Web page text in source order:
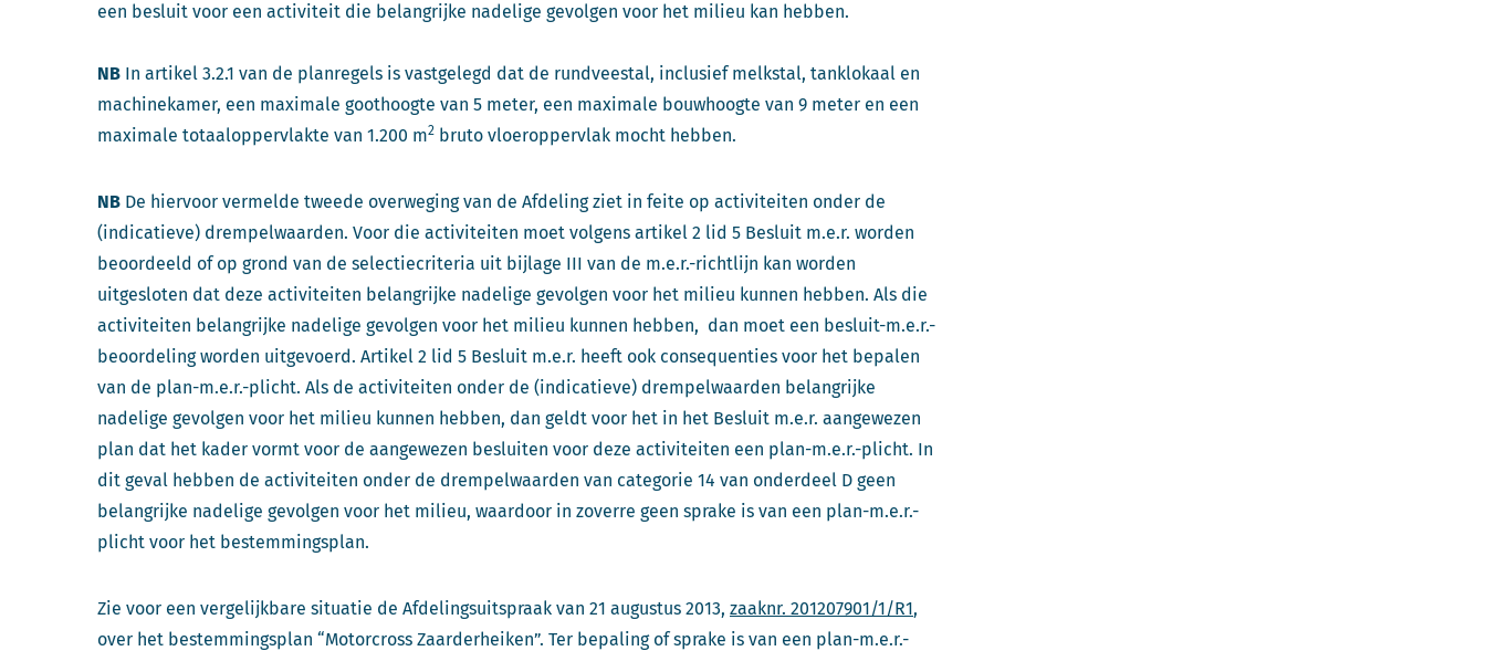
een besluit voor een activiteit die belangrijke nadelige gevolgen voor het milieu kan hebben.
NB In artikel 3.2.1 van de planregels is vastgelegd dat de rundveestal, inclusief melkstal, tanklokaal en
machinekamer, een maximale goothoogte van 5 meter, een maximale bouwhoogte van 9 meter en een
maximale totaaloppervlakte van 1.200 m2 bruto vloeroppervlak mocht hebben.
NB De hiervoor vermelde tweede overweging van de Afdeling ziet in feite op activiteiten onder de
(indicatieve) drempelwaarden. Voor die activiteiten moet volgens artikel 2 lid 5 Besluit m.e.r. worden
beoordeeld of op grond van de selectiecriteria uit bijlage III van de m.e.r.-richtlijn kan worden
uitgesloten dat deze activiteiten belangrijke nadelige gevolgen voor het milieu kunnen hebben. Als die
activiteiten belangrijke nadelige gevolgen voor het milieu kunnen hebben, dan moet een besluit-m.e.r.-
beoordeling worden uitgevoerd. Artikel 2 lid 5 Besluit m.e.r. heeft ook consequenties voor het bepalen
van de plan-m.e.r.-plicht. Als de activiteiten onder de (indicatieve) drempelwaarden belangrijke
nadelige gevolgen voor het milieu kunnen hebben, dan geldt voor het in het Besluit m.e.r. aangewezen
plan dat het kader vormt voor de aangewezen besluiten voor deze activiteiten een plan-m.e.r.-plicht. In
dit geval hebben de activiteiten onder de drempelwaarden van categorie 14 van onderdeel D geen
belangrijke nadelige gevolgen voor het milieu, waardoor in zoverre geen sprake is van een plan-m.e.r.-
plicht voor het bestemmingsplan.
Zie voor een vergelijkbare situatie de Afdelingsuitspraak van 21 augustus 2013, zaaknr. 201207901/1/R1,
over het bestemmingsplan “Motorcross Zaarderheiken”. Ter bepaling of sprake is van een plan-m.e.r.-